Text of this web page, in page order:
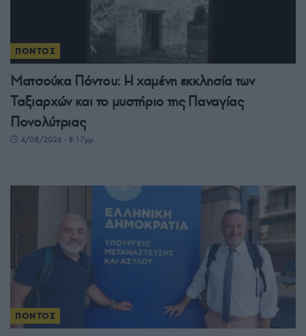
ΠΟΝΤΟΣ
Ματσούκα Πόντου: Η χαμένη εκκλησία των
Ταξιαρχών και το μυστήριο της Παναγίας
Πονολύτριας
4/08/2026 - 8:17μμ
ΠΟΝΤΟΣ